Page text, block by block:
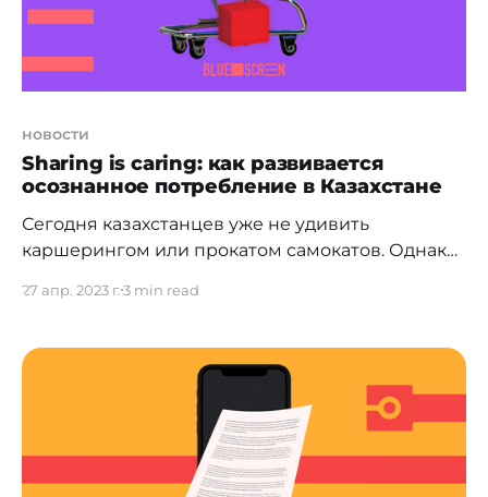
новости
Sharing is caring: как развивается
осознанное потребление в Казахстане
Сегодня казахстанцев уже не удивить
каршерингом или прокатом самокатов. Однако
охватывают самые разные сферы жизни. К 2025
совместного потребления достигнет 335 млрд
долларов, согласно данным международной
аудиторской корпорации PWC. Иначе
называемая шеринговой, эта модель
потребления сегодня набирает обороты по
всему
27 апр. 2023 г.3 min read